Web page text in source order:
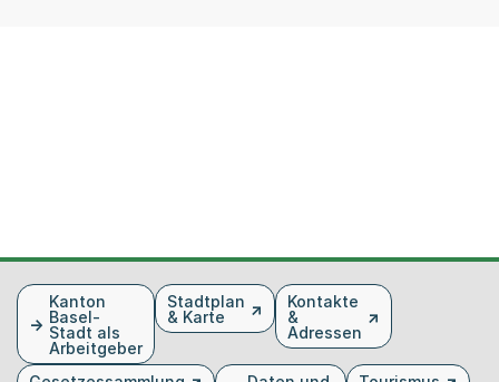
FusszeileKanton
Basel-
Stadt als
Arbeitgeber
Stadtplan
& Karte
Kontakte
&
Adressen